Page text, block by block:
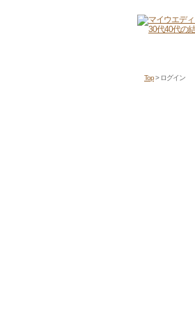
Top> ログイン